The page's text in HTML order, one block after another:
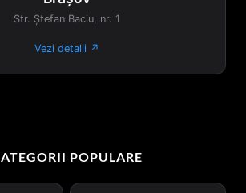
Str. Ștefan Baciu, nr. 1
Vezi detalii ↗
POPULARE